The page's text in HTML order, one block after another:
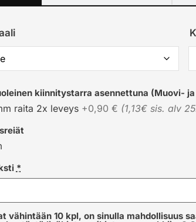
kiinnitystarra asennettuna (Muovi-
raita 2x leveys +0,90 € (1,13€ sis. alv
*
vähintään 10 kpl, on sinulla mahdollisuus